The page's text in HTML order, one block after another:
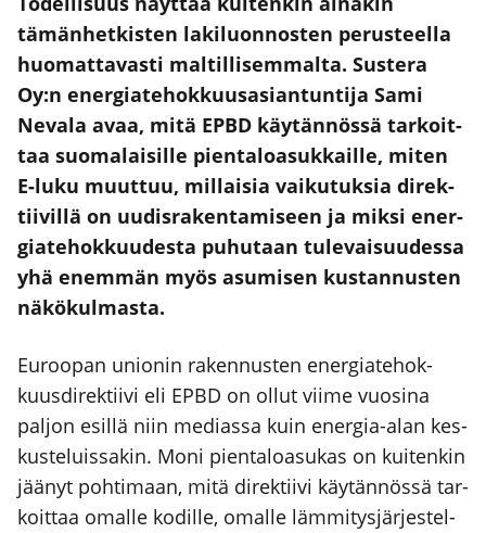
tämän­het­kis­ten laki­luon­nos­ten perus­teel­la
huo­mat­ta­vas­ti mal­til­li­sem­mal­ta. Sus­te­ra
Oy:n ener­gia­te­hok­kuus­asian­tun­ti­ja Sami
Neva­la avaa, mitä EPBD käy­tän­nös­sä tar­koit­
taa suo­ma­lai­sil­le pien­ta­loa­suk­kail­le, miten
E‑luku muut­tuu, mil­lai­sia vai­ku­tuk­sia direk­
tii­vil­lä on uudis­ra­ken­ta­mi­seen ja mik­si ener­
gia­te­hok­kuu­des­ta puhu­taan tule­vai­suu­des­sa
yhä enem­män myös asu­mi­sen kus­tan­nus­ten
näkö­kul­mas­ta.
Euroo­pan unio­nin raken­nus­ten ener­gia­te­hok­
kuus­di­rek­tii­vi eli EPBD on ollut vii­me vuo­si­na
pal­jon esil­lä niin medias­sa kuin ener­gia-alan kes­
kus­te­luis­sa­kin. Moni pien­ta­loa­su­kas on kui­ten­kin
jää­nyt poh­ti­maan, mitä direk­tii­vi käy­tän­nös­sä tar­
koit­taa omal­le kodil­le, omal­le läm­mi­tys­jär­jes­tel­